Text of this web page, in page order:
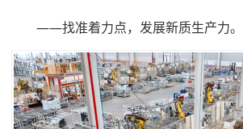
——找准着力点，发展新质生产力。